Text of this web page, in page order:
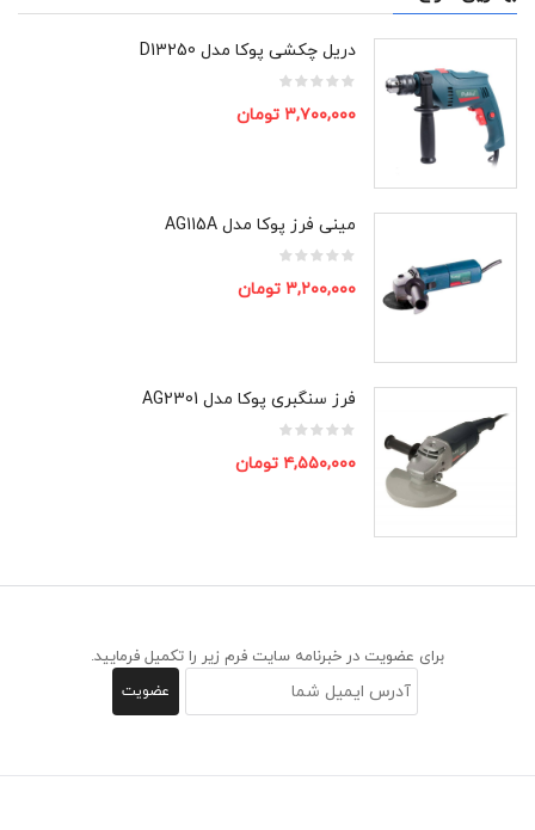
دریل چکشی پوکا مدل D13250
۳,۷۰۰,۰۰۰ تومان
مینی فرز پوکا مدل AG115A
۳,۲۰۰,۰۰۰ تومان
فرز سنگبری پوکا مدل AG2301
۴,۵۵۰,۰۰۰ تومان
برای عضویت در خبرنامه سایت فرم زیر را تکمیل فرمایید.